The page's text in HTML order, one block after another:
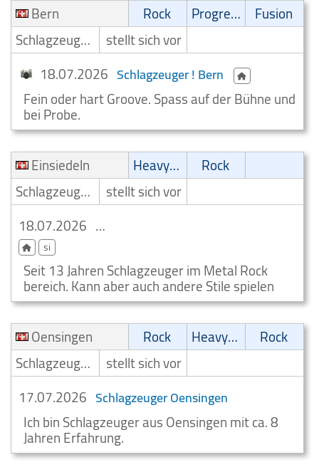
Bern
Rock Progressive
Fusion
Schlagzeuger/Drummer
stellt sich vor
18.07.2026 Schlagzeuger ! Bern
Fein oder hart Groove. Spass auf der Bühne und
bei Probe.
Einsiedeln
Heavy-Metal
Rock
Schlagzeuger/Drummer
stellt sich vor
18.07.2026
Heavy Metal Schlagzeuger Einsiedeln
si
Seit 13 Jahren Schlagzeuger im Metal Rock
bereich. Kann aber auch andere Stile spielen
Oensingen
Rock Heavy-Metal
Rock
Schlagzeuger/Drummer
stellt sich vor
17.07.2026 Schlagzeuger Oensingen
Ich bin Schlagzeuger aus Oensingen mit ca. 8
Jahren Erfahrung.